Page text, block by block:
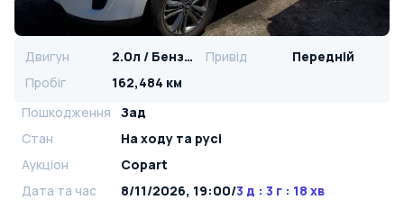
Двигун 2.0л / Бензин Привід
Передній
Пробіг
162,484 км
Пошкодження
Зад
Стан
На ​​ходу та русі
Аукціон
Copart
Дата та час
8/11/2026, 19:00/3 д : 3 г : 18 хв